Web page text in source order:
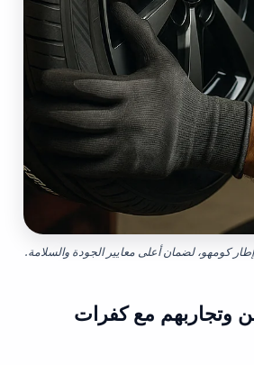
كومهو، لضمان أعلى معايير الجودة والسلامة.
وتجاربهم مع كفرات